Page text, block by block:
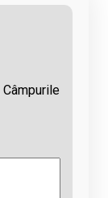
Câmpurile